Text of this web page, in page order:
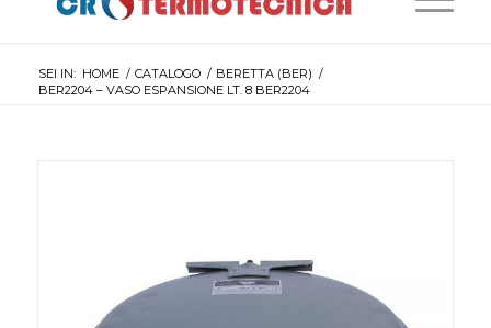
SEI IN: HOME / CATALOGO / BERETTA (BER) /
BER2204 – VASO ESPANSIONE LT. 8 BER2204